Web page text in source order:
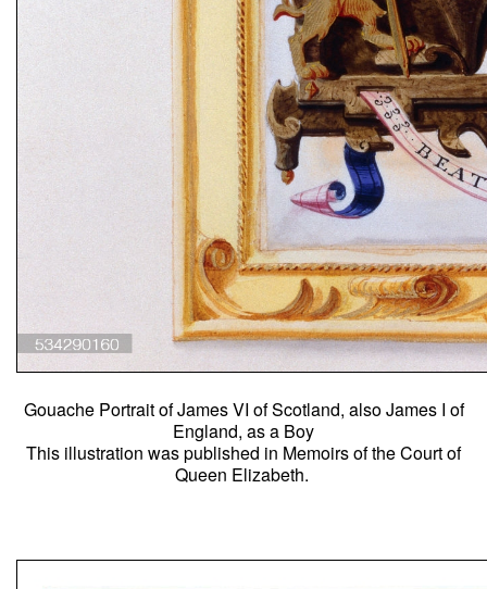
Gouache Portrait of James VI of Scotland, also James I of
England, as a Boy
This illustration was published in Memoirs of the Court of
Queen Elizabeth.